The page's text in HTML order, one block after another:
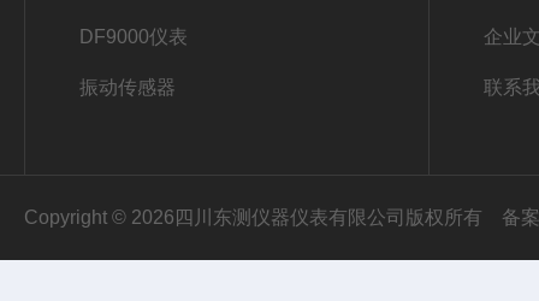
DF9000仪表
振动传感器
企业
联系
Copyright © 2026四川东测仪器仪表有限公司版权所有 备